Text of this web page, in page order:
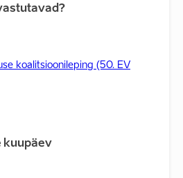
koalitsioonileping (50. EV
kuupäev